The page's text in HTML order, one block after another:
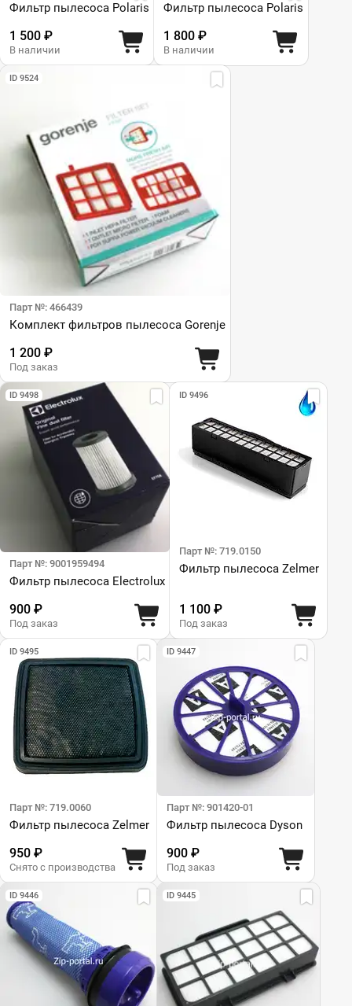
Фильтр пылесоса Polaris
1 500 ₽
В наличии
Фильтр пылесоса Polaris
1 800 ₽
В наличии
ID 9524
Парт №: 466439
Комплект фильтров пылесоса Gorenje
1 200 ₽
Под заказ
ID 9498
Парт №: 9001959494
Фильтр пылесоса Electrolux
900 ₽
Под заказ
ID 9496
Парт №: 719.0150
Фильтр пылесоса Zelmer
1 100 ₽
Под заказ
ID 9495
Парт №: 719.0060
Фильтр пылесоса Zelmer
950 ₽
Снято с производства
ID 9447
Парт №: 901420-01
Фильтр пылесоса Dyson
900 ₽
Под заказ
ID 9446 ID 9445